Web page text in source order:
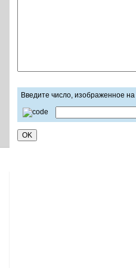
Введите число, изображенное на